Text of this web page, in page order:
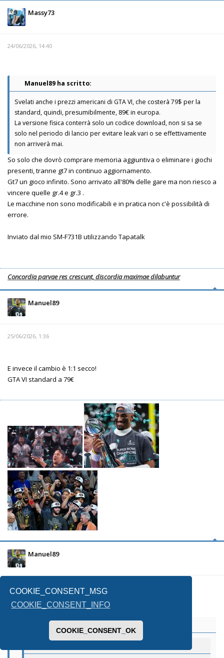
COOKIE_CONSENT_MSG
COOKIE_CONSENT_INFO
COOKIE_CONSENT_OK
Massy73
24/06/2026, 14:40
Manuel89 ha scritto:
Svelati anche i prezzi americani di GTA VI, che costerà 79$ per la
standard, quindi, presumibilmente, 89€ in europa.
La versione fisica conterrà solo un codice download, non si sa se
solo nel periodo di lancio per evitare leak vari o se effettivamente
non arriverà mai.
So solo che dovrò comprare memoria aggiuntiva o eliminare i giochi
presenti, tranne gt7 in continuo aggiornamento.
Gt7 un gioco infinito. Sono arrivato all'80% delle gare ma non riesco a
vincere quelle gr.4 e gr.3 .
Le macchine non sono modificabili e in pratica non c'è possibilità di
errore.
Inviato dal mio SM-F731B utilizzando Tapatalk
Concordia parvae res crescunt, discordia maximae dilabuntur
Manuel89
25/06/2026, 1:36
E invece il cambio è 1:1 secco!
GTA VI standard a 79€
Manuel89
25/06/2026, 1:37
Massy73